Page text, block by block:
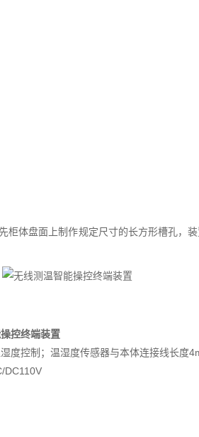
柜体盘面上制作规定尺寸的长方形槽孔，
控终端装置
度控制；温湿度传感器与本体连接线长度
DC110V